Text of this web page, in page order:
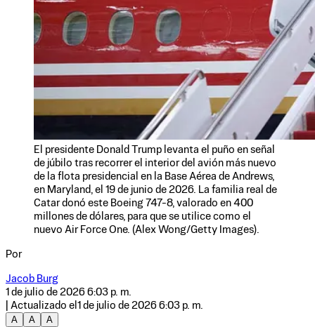
El presidente Donald Trump levanta el puño en señal
de júbilo tras recorrer el interior del avión más nuevo
de la flota presidencial en la Base Aérea de Andrews,
en Maryland, el 19 de junio de 2026. La familia real de
Catar donó este Boeing 747-8, valorado en 400
millones de dólares, para que se utilice como el
nuevo Air Force One. (Alex Wong/Getty Images).
Por
Jacob Burg
1 de julio de 2026 6:03 p. m.
| Actualizado el 1 de julio de 2026 6:03 p. m.
A
A A